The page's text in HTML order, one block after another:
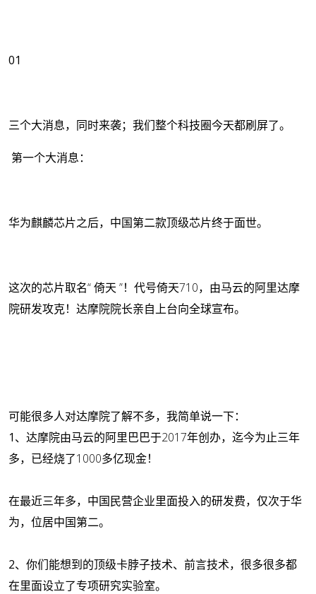
01
三个大消息，同时来袭；我们整个科技圈今天都刷屏了。
第一个大消息：
华为麒麟芯片之后，中国第二款顶级芯片终于面世。
这次的芯片取名“ 倚天 ”！代号倚天710，由马云的阿里达摩
院研发攻克！达摩院院长亲自上台向全球宣布。
可能很多人对达摩院了解不多，我简单说一下：
1、 达摩院由马云的阿里巴巴于2017年创办，迄今为止三年
多，已经烧了1000多亿现金！
在最近三年多，中国民营企业里面投入的研发费，仅次于华
为，位居中国第二。
2、 你们能想到的顶级卡脖子技术、前言技术，很多很多都
在里面设立了专项研究实验室。